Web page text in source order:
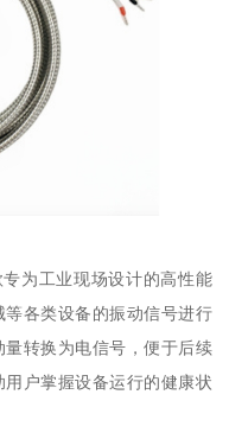
专为工业现场设计的高性能
各类设备的振动信号进行
转换为电信号，便于后续
户掌握设备运行的健康状